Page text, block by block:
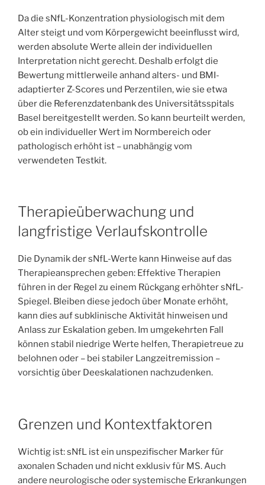
Da die sNfL-Konzentration physiologisch mit dem
Alter steigt und vom Körpergewicht beeinflusst wird,
werden absolute Werte allein der individuellen
Interpretation nicht gerecht. Deshalb erfolgt die
Bewertung mittlerweile anhand alters- und BMI-
adaptierter Z-Scores und Perzentilen, wie sie etwa
über die Referenzdatenbank des Universitätsspitals
Basel bereitgestellt werden. So kann beurteilt werden,
ob ein individueller Wert im Normbereich oder
pathologisch erhöht ist – unabhängig vom
verwendeten Testkit.
Therapieüberwachung und
langfristige Verlaufskontrolle
Die Dynamik der sNfL-Werte kann Hinweise auf das
Therapieansprechen geben: Effektive Therapien
führen in der Regel zu einem Rückgang erhöhter sNfL-
Spiegel. Bleiben diese jedoch über Monate erhöht,
kann dies auf subklinische Aktivität hinweisen und
Anlass zur Eskalation geben. Im umgekehrten Fall
können stabil niedrige Werte helfen, Therapietreue zu
belohnen oder – bei stabiler Langzeitremission –
vorsichtig über Deeskalationen nachzudenken.
Grenzen und Kontextfaktoren
Wichtig ist: sNfL ist ein unspezifischer Marker für
axonalen Schaden und nicht exklusiv für MS. Auch
andere neurologische oder systemische Erkrankungen